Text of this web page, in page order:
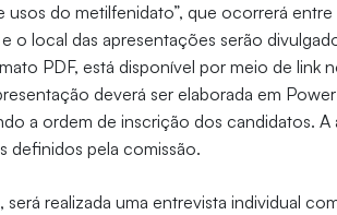
usos do metilfenidato”, que ocorrerá entre
o local das apresentações serão
PDF, está disponível por meio de link
deverá ser elaborada em
a ordem de inscrição dos candidatos. A
definidos pela comissão.
será realizada uma entrevista individual